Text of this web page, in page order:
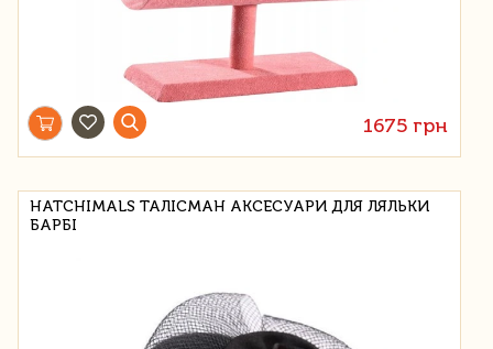
1675 грн
HATCHIMALS ТАЛІСМАН АКСЕСУАРИ ДЛЯ ЛЯЛЬКИ
БАРБІ